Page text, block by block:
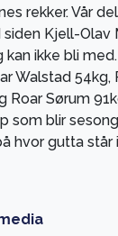
rekker. Vår
Kjell-Olav
ikke bli med.
Walstad 54kg,
Roar Sørum
som blir
hvor gutta står